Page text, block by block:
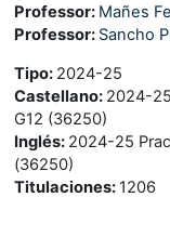
Professor: Mañes
Professor: Sancho
Tipo: 2024-25
Castellano: 2024-
G12 (36250)
Inglés: 2024-25
(36250)
Titulaciones: 1206